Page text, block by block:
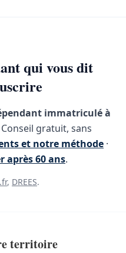
qui vous dit
immatriculé à
Conseil gratuit, sans
et notre méthode ·
après 60 ans.
, DREES.
territoire